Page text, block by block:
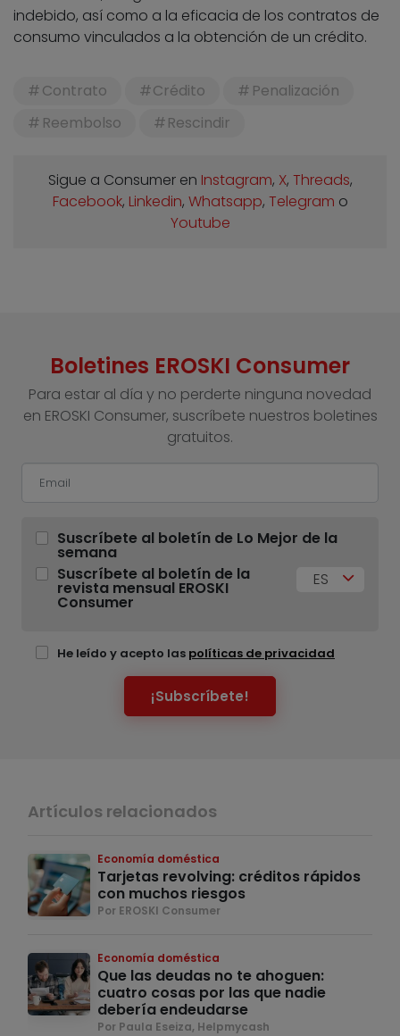
indebido, así como a la eficacia de los contratos de
consumo vinculados a la obtención de un crédito.
Contrato Crédito
Penalización
Reembolso
Rescindir
Sigue a Consumer en Instagram, X, Threads,
Facebook, Linkedin, Whatsapp, Telegram o
Youtube
Boletines EROSKI Consumer
Para estar al día y no perderte ninguna novedad
en EROSKI Consumer, suscríbete nuestros boletines
gratuitos.
Suscríbete al boletín de Lo Mejor de la
semana
Suscríbete al boletín de la
revista mensual EROSKI
Consumer
ES
He leído y acepto las políticas de privacidad
¡Subscríbete!
Artículos relacionados
Economía doméstica
Tarjetas revolving: créditos rápidos
con muchos riesgos
Por EROSKI Consumer
Economía doméstica
Que las deudas no te ahoguen:
cuatro cosas por las que nadie
debería endeudarse
Por Paula Eseiza, Helpmycash